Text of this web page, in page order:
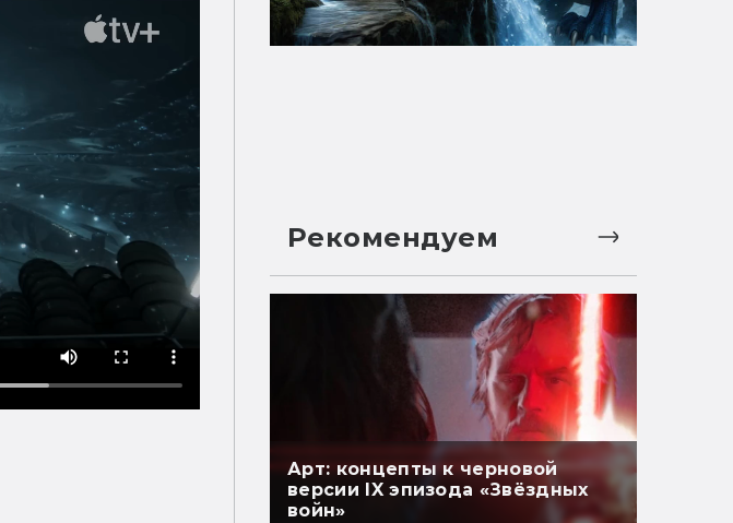
Рекомендуем
Арт: концепты к черновой
версии IX эпизода «Звёздных
войн»